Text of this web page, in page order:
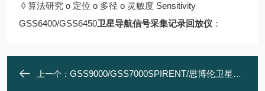
◊ 算法研究 o 定位 o 多径 o 灵敏度 Sensitivity
GSS6400/GSS6450卫星导航信号采集记录回放仪 ：
上一个： GSS9000/GSS7000SPIRENT/思博伦卫星导航信号模拟器